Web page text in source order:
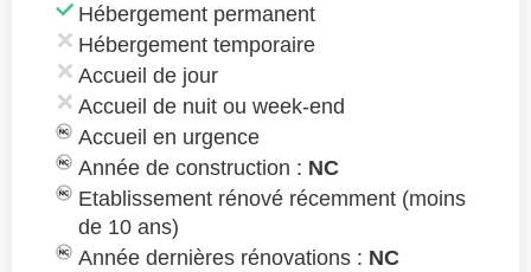
Hébergement permanent
Hébergement temporaire
Accueil de jour
Accueil de nuit ou week-end
Accueil en urgence
Année de construction : NC
Etablissement rénové récemment (moins
de 10 ans)
Année dernières rénovations : NC